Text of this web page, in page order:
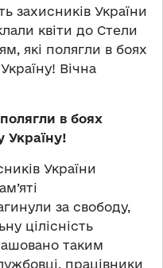
захисників України
квіти до Стели
які полягли в боях
Вічна
в боях
Україну!
України
за свободу,
цілісність
таким
працівники